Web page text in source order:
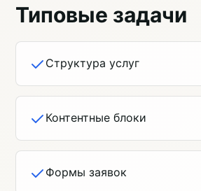
Типовые задачи
Структура услуг
Контентные блоки
Формы заявок